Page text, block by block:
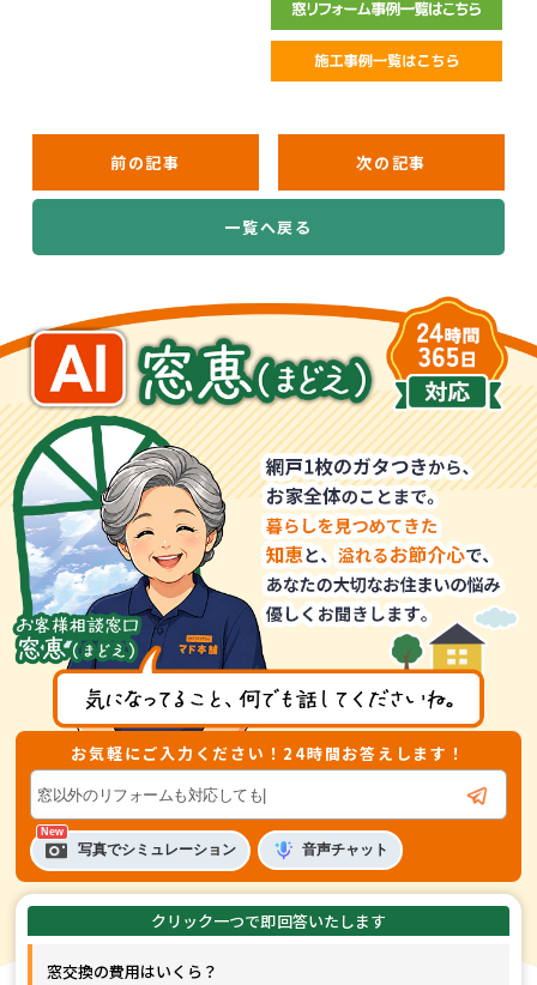
前の記事 次の記事
一覧へ戻る
お気軽にご入力ください！24時間お答えします！
写真でシミュレーション 音声チャット
窓交換の費用はいくら？